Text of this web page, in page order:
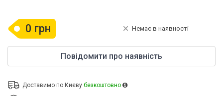
0 грн Немає в наявності
Повідомити про наявність
Доставимо по Києву безкоштовно